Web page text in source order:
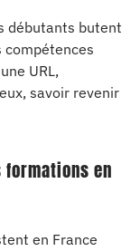
débutants butent
compétences
URL,
savoir revenir
formations en
en France